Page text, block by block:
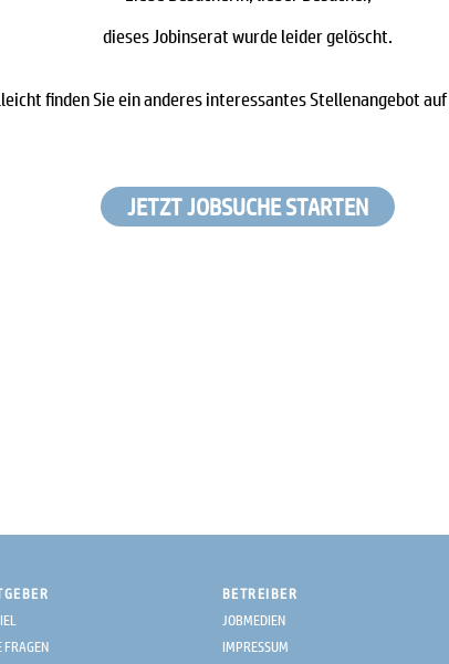
dieses Jobinserat wurde leider gelöscht.
finden Sie ein anderes interessantes Stellenangebot auf
JETZT JOBSUCHE STARTEN
FRAGEN
BETREIBER
JOBMEDIEN
IMPRESSUM